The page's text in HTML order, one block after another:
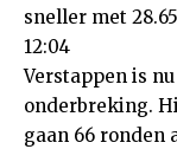
sneller met
12:04
Verstappen is
onderbreking.
gaan 66 ronden